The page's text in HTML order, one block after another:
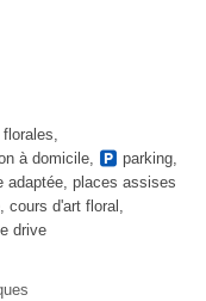
,
à domicile, parking,
adaptée, places assises
, cours d'art floral ,
drive